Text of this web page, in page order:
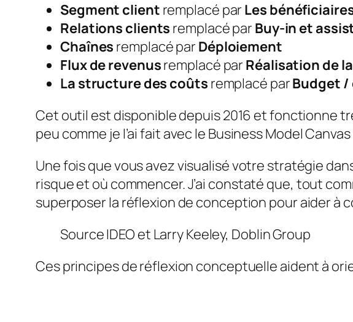
Segment client remplacé par Les
Relations clients remplacé par Buy-in et
Chaînes remplacé par Déploiement
Flux de revenusremplacé par Réalisation de
La structure des coûts remplacé parBudget /
Cet outil est disponible depuis 2016 et fonctionne
peu comme je l’ai fait avec le Business Model
Une fois que vous avez visualisé votre stratégie
risque et où commencer. J’ai constaté que, tout
superposer la réflexion de conception pour aider à
Source IDEO et Larry Keeley, Doblin Group
Ces principes de réflexion conceptuelle aident à